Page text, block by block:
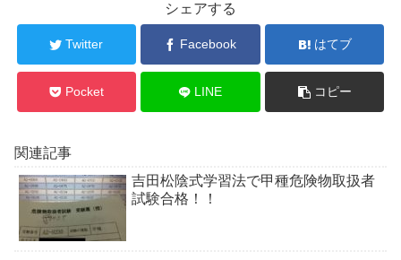
シェアする
Twitter Facebook はてブ
Pocket LINE コピー
関連記事
吉田松陰式学習法で甲種危険物取扱者
試験合格！！